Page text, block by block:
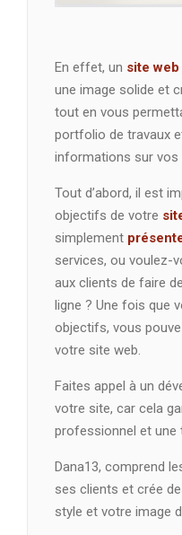
En effet, un site
une image solide et
tout en vous
portfolio de travaux
informations sur vos
Tout d’abord, il est
objectifs de votre
simplement
services, ou voulez-
aux clients de faire
ligne ? Une fois que
objectifs, vous
votre site web.
Faites appel à un
votre site, car cela
professionnel et une
Dana13, comprend
ses clients et crée
style et votre image